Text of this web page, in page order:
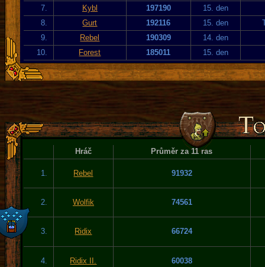
7.
Kybl 197190
15. den
8.
Gurt 192116 15. den
9.
Rebel 190309
14. den
10.
Forest 185011 15. den
Hráč Průměr za 11 ras
1. Rebel 91932
2. Wolfik 74561
3. Ridix 66724
4. Ridix II. 60038